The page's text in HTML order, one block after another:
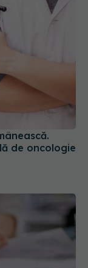
de oncologie